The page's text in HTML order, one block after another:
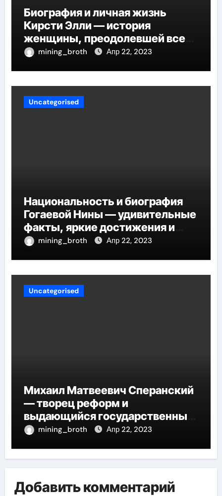
Биография и личная жизнь
Кирсти Элли — история
женщины, преодолевшей все
трудности и стала
mining_broth Апр 22, 2023
Uncategorised
Национальность и биография
Гогаевой Нины — удивительные
факты, яркие достижения и
потрясающий путь к успеху
mining_broth Апр 22, 2023
Uncategorised
Михаил Матвеевич Сперанский
— творец реформ и
выдающийся государственный
деятель России
mining_broth Апр 22, 2023
Добавить комментарий